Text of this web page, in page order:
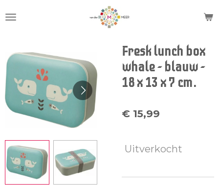
direct
hoofdinhoud
Fresk lunch box
whale - blauw -
18 x 13 x 7 cm.
€ 15,99
Uitverkocht